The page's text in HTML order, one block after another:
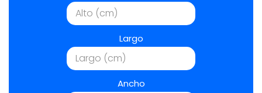
Largo
Ancho